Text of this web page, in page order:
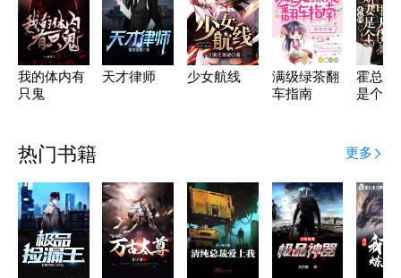
我的体内有
只鬼
天才律师 少女航线
满级绿茶翻
车指南
霍总的
是个马
热门书籍 更多